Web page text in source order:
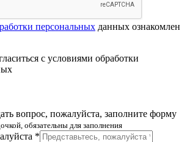
персональных данных ознакомлен
с условиями обработки
вопрос, пожалуйста, заполните форму
обязательны для заполнения
*